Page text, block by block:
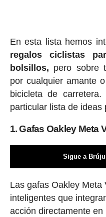
En esta lista hemos
regalos ciclistas
bolsillos, pero sobre
por cualquier amante
bicicleta de
particular lista de ideas
1. Gafas Oakley Meta
Sigue a
Las gafas Oakley Meta
inteligentes que
acción directamente